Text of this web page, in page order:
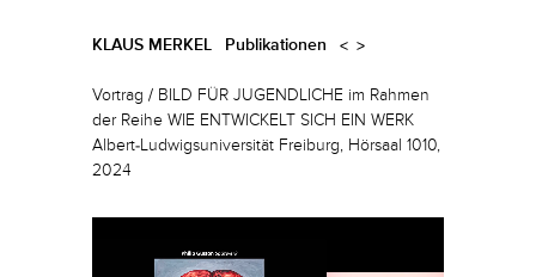
KLAUS MERKEL Publikationen < >
Vortrag / BILD FÜR JUGENDLICHE im Rahmen
der Reihe WIE ENTWICKELT SICH EIN WERK
Albert-Ludwigsuniversität Freiburg, Hörsaal 1010,
2024